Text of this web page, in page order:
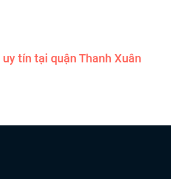
tín tại quận Thanh Xuân